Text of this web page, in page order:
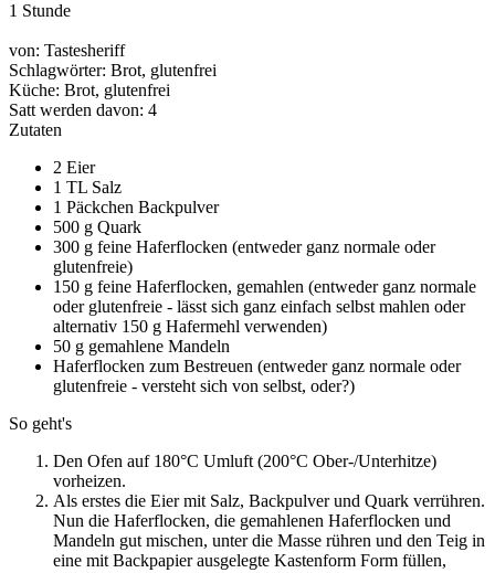
1 Stunde
von: Tastesheriff
Schlagwörter: Brot, glutenfrei
Küche: Brot, glutenfrei
Satt werden davon: 4
Zutaten
2 Eier
1 TL Salz
1 Päckchen Backpulver
500 g Quark
300 g feine Haferflocken (entweder ganz normale oder
glutenfreie)
150 g feine Haferflocken, gemahlen (entweder ganz normale
oder glutenfreie - lässt sich ganz einfach selbst mahlen oder
alternativ 150 g Hafermehl verwenden)
50 g gemahlene Mandeln
Haferflocken zum Bestreuen (entweder ganz normale oder
glutenfreie - versteht sich von selbst, oder?)
So geht's
Den Ofen auf 180°C Umluft (200°C Ober-/Unterhitze)
vorheizen.
Als erstes die Eier mit Salz, Backpulver und Quark verrühren.
Nun die Haferflocken, die gemahlenen Haferflocken und
Mandeln gut mischen, unter die Masse rühren und den Teig in
eine mit Backpapier ausgelegte Kastenform Form füllen,